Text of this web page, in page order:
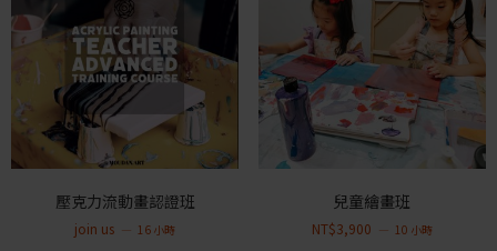
壓克力流動畫認證班
join us 16 小時
兒童繪畫班
NT$3,900 10 小時